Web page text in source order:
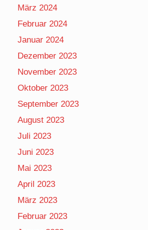
März 2024
Februar 2024
Januar 2024
Dezember 2023
November 2023
Oktober 2023
September 2023
August 2023
Juli 2023
Juni 2023
Mai 2023
April 2023
März 2023
Februar 2023